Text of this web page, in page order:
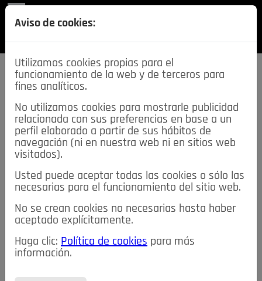
SECCIONES
descarga esta
REVISTA
≡NOTICIAS
NOTICIAS SERVICIOS DE INTERÉS
TABLÓN DE ANUNCIOS MIS ANUNCIOS CONTACTO
NOSOTROS
Aviso de cookies:
Utilizamos cookies propias para el
funcionamiento de la web y de terceros para
fines analíticos.
No utilizamos cookies para mostrarle publicidad
relacionada con sus preferencias en base a un
perfil elaborado a partir de sus hábitos de
navegación (ni en nuestra web ni en sitios web
visitados).
Usted puede aceptar todas las cookies o sólo las
necesarias para el funcionamiento del sitio web.
No se crean cookies no necesarias hasta haber
aceptado explícitamente.
Haga clic: Política de cookies para más
información.